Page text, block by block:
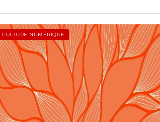
CULTURE NUMÉRIQUE